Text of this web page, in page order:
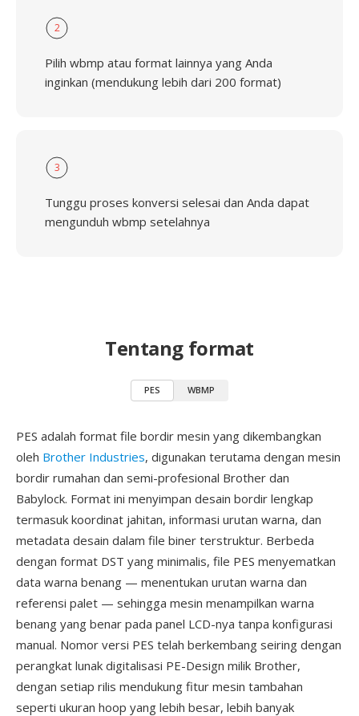
2
Pilih wbmp atau format lainnya yang Anda
inginkan (mendukung lebih dari 200 format)
3
Tunggu proses konversi selesai dan Anda dapat
mengunduh wbmp setelahnya
Tentang format
PES WBMP
PES adalah format file bordir mesin yang dikembangkan
oleh Brother Industries, digunakan terutama dengan mesin
bordir rumahan dan semi-profesional Brother dan
Babylock. Format ini menyimpan desain bordir lengkap
termasuk koordinat jahitan, informasi urutan warna, dan
metadata desain dalam file biner terstruktur. Berbeda
dengan format DST yang minimalis, file PES menyematkan
data warna benang — menentukan urutan warna dan
referensi palet — sehingga mesin menampilkan warna
benang yang benar pada panel LCD-nya tanpa konfigurasi
manual. Nomor versi PES telah berkembang seiring dengan
perangkat lunak digitalisasi PE-Design milik Brother,
dengan setiap rilis mendukung fitur mesin tambahan
seperti ukuran hoop yang lebih besar, lebih banyak